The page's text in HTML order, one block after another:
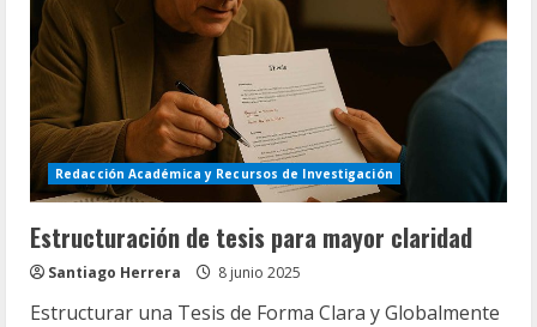
Redacción Académica y Recursos de Investigación
Estructuración de tesis para mayor claridad
Santiago Herrera 8 junio 2025
Estructurar una Tesis de Forma Clara y Globalmente